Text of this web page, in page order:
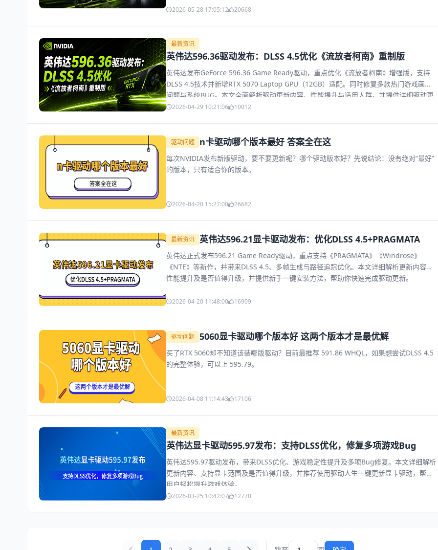
暗骑士遗产》《EA SPORTS F1 25 2026赛季包》《坦克世界：HEAT》的DLSS支持，并修
20年的NVIDIA控制面板正式退役，全部功能迁移至NVIDIA App。
2026-05-28 17:05:12 20668
最新资讯
英伟达596.36驱动发布：DLSS 4.5优化《流放者柯南》重制版
英伟达发布GeForce 596.36 Game Ready驱动，重点优化《流放者柯南》增强版，支持
DLSS 4.5技术并新增RTX 5070 Laptop GPU（12GB）适配。同时修复多款热门游戏画面
问题与系统BUG。本文全面解析驱动更新内容、性能提升与适用人群，并提供详细驱动更
新方法，适合新手快速上手。
2026-04-29 10:21:06 10012
驱动问题 n卡驱动哪个版本最好 答案全在这
每次NVIDIA发布新版驱动，要不要更新呢？哪个驱动版本好？先说结论：没有绝对“最好”
的版本，只有适合你的版本。
2026-04-20 15:27:00 26682
最新资讯 英伟达596.21显卡驱动发布：优化DLSS 4.5+PRAGMATA
英伟达正式发布596.21 Game Ready驱动，重点支持《PRAGMATA》《Windrose》
《NTE》等新作，并带来DLSS 4.5、多帧生成与路径追踪优化。本文详细解析更新内容、
性能提升及是否值得升级，并提供新手一键安装方法，帮助你快速完成驱动更新。
2026-04-20 11:48:00 16909
驱动问题 5060显卡驱动哪个版本好 这两个版本才是最优解
买了RTX 5060却不知道该装哪版驱动？目前最推荐 591.86 WHQL，如果想尝试DLSS 4.5
的完整体验，可以上 595.79。
2026-04-08 11:14:43 17106
最新资讯
英伟达显卡驱动595.97发布：支持DLSS优化，修复多项游戏Bug
英伟达595.97驱动发布，带来DLSS优化、游戏稳定性提升及多项Bug修复。本文详细解析
更新内容、支持显卡范围及是否值得升级，并推荐使用驱动人生一键更新显卡驱动，帮助
用户轻松提升游戏体验。
2026-03-25 10:42:07 12770